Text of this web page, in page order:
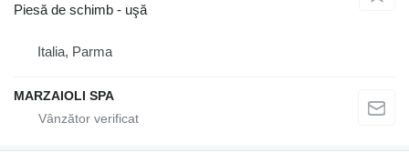
Piesă de schimb - uşă
Italia, Parma
MARZAIOLI SPA